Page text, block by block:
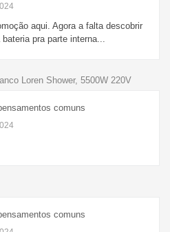
aqui. Agora a falta descobrir
pra parte interna...
Loren Shower, 5500W 220V
comuns
comuns